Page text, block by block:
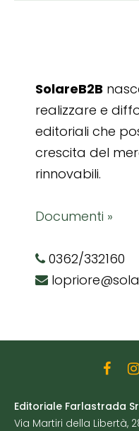
SolareB2B
realizzare e
editoriali che
crescita del
rinnovabili.
Documenti »
0362/332160
Editoriale Farlastrada
Via Martiri della Libertà,